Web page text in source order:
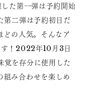
した第一弾は予約開始
第二弾は予約初日だ
の人気。そんなア
す！2022年10月3日
覚を存分に使用した
組み合わせを楽しめ